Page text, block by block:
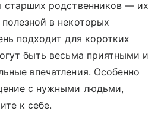
старших родственников — их
в некоторых
подходит для коротких
быть весьма приятными и
впечатления. Особенно
с нужными людьми,
к себе.